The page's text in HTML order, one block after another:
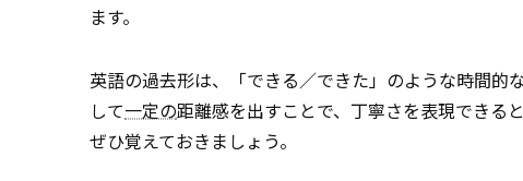
ます。
英語の過去形は、「できる／できた」のような時間的
して一定の距離感を出すことで、丁寧さを表現できる
ぜひ覚えておきましょう。